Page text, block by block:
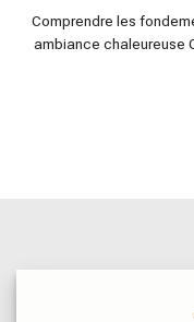
Comprendre les
ambiance chaleureuse